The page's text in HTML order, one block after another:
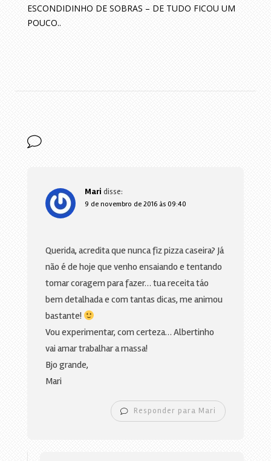
ESCONDIDINHO DE SOBRAS – DE TUDO FICOU UM
POUCO..
Mari disse:
9 de novembro de 2016 às 09:40
Querida, acredita que nunca fiz pizza caseira? Já
não é de hoje que venho ensaiando e tentando
tomar coragem para fazer… tua receita táo
bem detalhada e com tantas dicas, me animou
bastante!
Vou experimentar, com certeza… Albertinho
vai amar trabalhar a massa!
Bjo grande,
Mari
Responder para Mari